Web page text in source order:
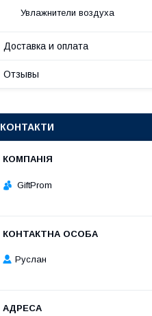
Увлажнители воздуха
Доставка и оплата
Отзывы
КОНТАКТИ
GiftProm
Руслан